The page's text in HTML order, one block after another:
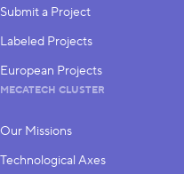
Submit a Project
Labeled Projects
European Projects
MECATECH CLUSTER
Our Missions
Technological Axes